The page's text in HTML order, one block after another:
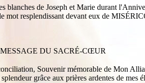
blanches de Joseph et Marie durant
mot resplendissant devant eux de
MESSAGE DU SACRÉ-CŒUR
Souvenir mémorable de Mon
grâce aux prières ardentes de mes